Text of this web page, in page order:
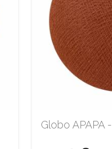
Globo APAPA